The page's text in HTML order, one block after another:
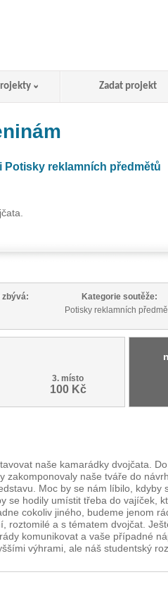
Zadat projekt
Potisky reklamních předmětů
zbývá:
Kategorie soutěže:
Potisky reklamních
3. místo
100 Kč
naše kamarádky dvojčata.
zakomponovaly naše tváře do
Moc by se nám líbilo,
se hodily umístit třeba do vajíček,
cokoliv jiného, budeme jenom
roztomilé a s tématem dvojčat.
komunikovat a vaše případné
výhrami, ale náš studentský